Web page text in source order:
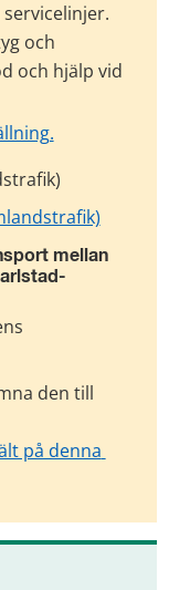
och
och hjälp vid
mellan
den till
på denna